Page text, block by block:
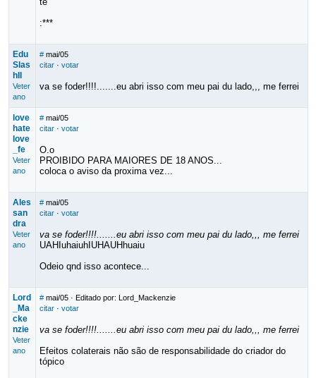
:***
Edu
Slas
hII
Veter
ano
# mai/05
citar· votar
va se foder!!!!.......eu abri isso com meu pai du lado,,, me ferrei
love
hate
love
_fe
Veter
ano
# mai/05
citar· votar
O.o
PROIBIDO PARA MAIORES DE 18 ANOS...
coloca o aviso da proxima vez...
Ales
san
dra
Veter
ano
# mai/05
citar· votar
va se foder!!!!.......eu abri isso com meu pai du lado,,, me ferrei
UAHIuhaiuhIUHAUHhuaiu
Odeio qnd isso acontece...
Lord
_Ma
cke
nzie
Veter
ano
# mai/05· Editado por: Lord_Mackenzie
citar· votar
va se foder!!!!.......eu abri isso com meu pai du lado,,, me ferrei
Efeitos colaterais não são de responsabilidade do criador do
tópico